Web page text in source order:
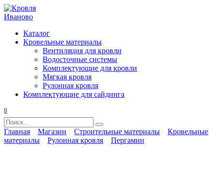
Перейти
к
Каталог
Кровельные материалы
Вентиляция для кровли
Водосточные системы
Комплектующие для кровли
Мягкая кровля
Рулонная кровля
Комплектующие для сайдинга
0
Search
for:
Главная Магазин Строительные материалы
Кровельные
материалы
Рулонная кровля Пергамин